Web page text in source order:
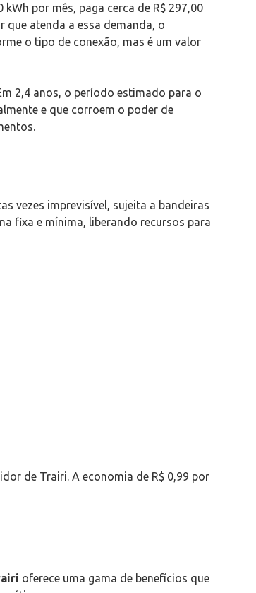
por mês, paga cerca de R$ 297,00
que atenda a essa demanda, o
o tipo de conexão, mas é um valor
2,4 anos, o período estimado para o
e que corroem o poder de
vezes imprevisível, sujeita a bandeiras
fixa e mínima, liberando recursos para
de Trairi. A economia de R$ 0,99 por
oferece uma gama de benefícios que